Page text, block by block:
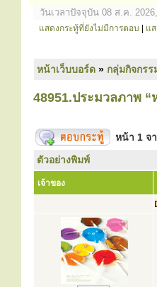
วันเวลาปัจจุบัน 08 ส.ค.
แสดงกระทู้ที่ยังไม่มีการตอบ แ
หน้าเว็บบอร์ด » กลุ่มกิจกรร
48951.ประมวลภาพ
หน้า 1 จ
ตัวอย่างพิมพ์
เจ้าของ